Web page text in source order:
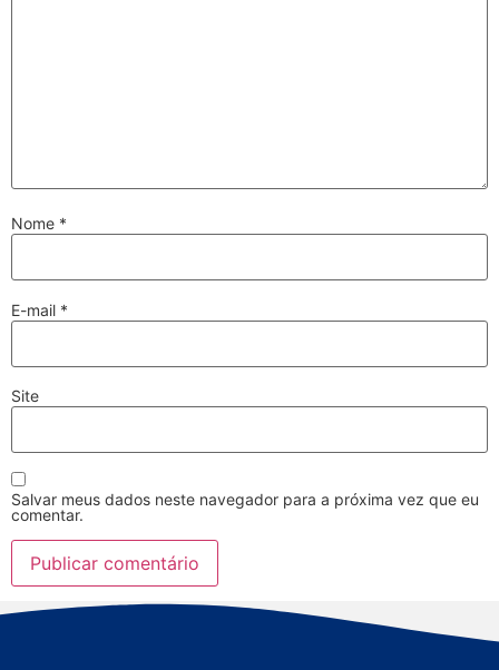
Nome *
E-mail *
Site
Salvar meus dados neste navegador para a próxima vez que eu
comentar.